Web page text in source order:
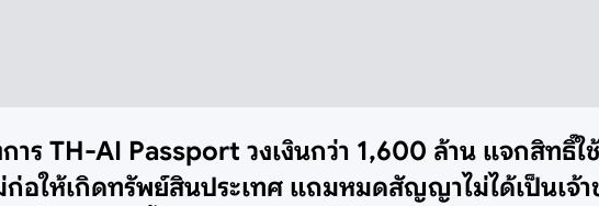
ร TH-AI Passport วงเงินกว่า 1,600 ล้าน แจกสิทธิ์ใ
อให้เกิดทรัพย์สินประเทศ แถมหมดสัญญาไม่ได้เป็นเจ้